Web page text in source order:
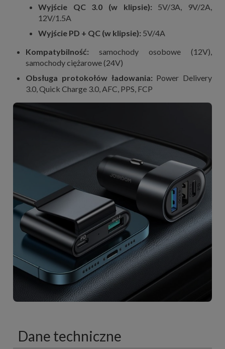
Wyjście QC 3.0 (w klipsie): 5V/3A, 9V/2A,
12V/1.5A
Wyjście PD + QC (w klipsie): 5V/4A
Kompatybilność: samochody osobowe (12V),
samochody ciężarowe (24V)
Obsługa protokołów ładowania: Power Delivery
3.0, Quick Charge 3.0, AFC, PPS, FCP
Dane techniczne